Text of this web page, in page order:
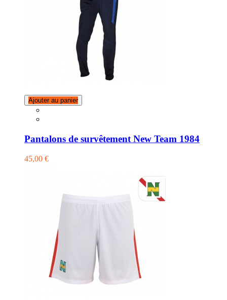
Ajouter au panier
Pantalons de survêtement New Team 1984
45,00 €